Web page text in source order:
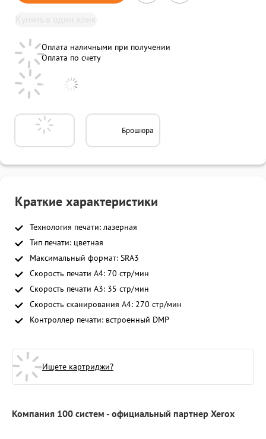
Оплата наличными при получении
Оплата по счету
Брошюра
Краткие характеристики
Технология печати: лазерная
Тип печати: цветная
Максимальный формат: SRA3
Скорость печати A4: 70 стр/мин
Скорость печати A3: 35 стр/мин
Скорость сканирования A4: 270 стр/мин
Контроллер печати: встроенный DMP
Ищете картриджи?
Компания 100 систем - официальный партнер Xerox